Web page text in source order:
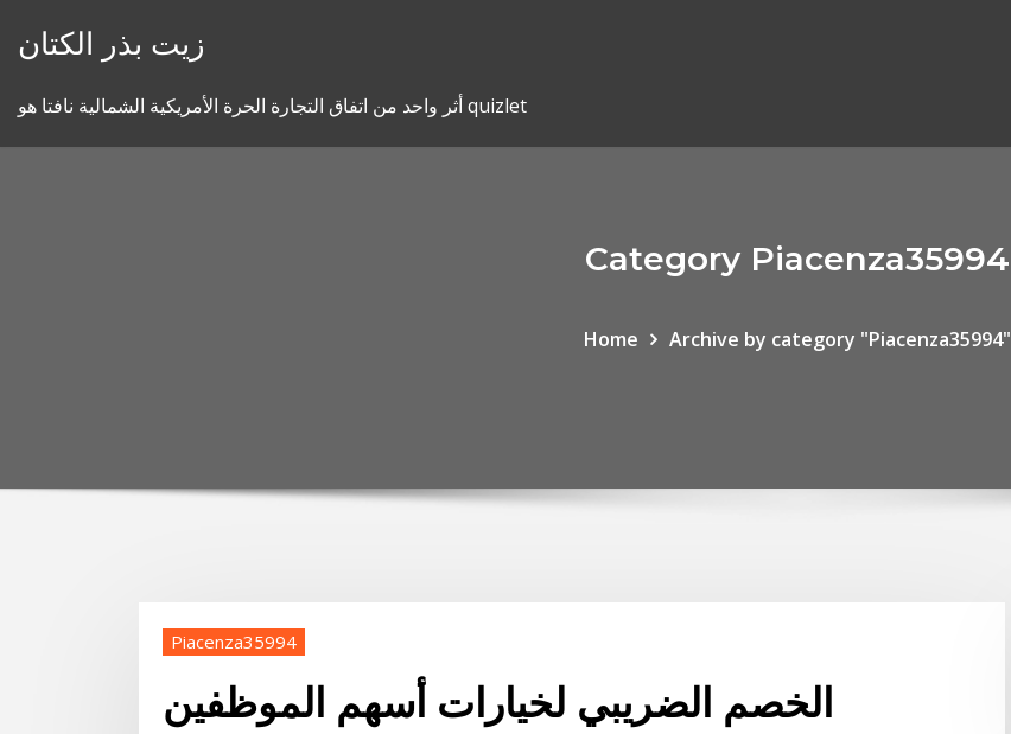
زيت بذر الكتان
أثر واحد من اتفاق التجارة الحرة الأمريكية الشمالية نافتا هو quizlet
Category Piacenza35994
Home Archive by category "Piacenza35994"
Piacenza35994
الخصم الضريبي لخيارات أسهم الموظفين